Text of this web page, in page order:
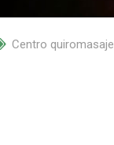
Centro quiromasaje